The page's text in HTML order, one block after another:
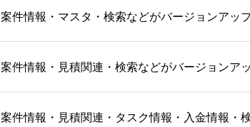
案件情報・マスタ・検索などがバージョンアッ
案件情報・見積関連・検索などがバージョンア
案件情報・見積関連・タスク情報・入金情報・